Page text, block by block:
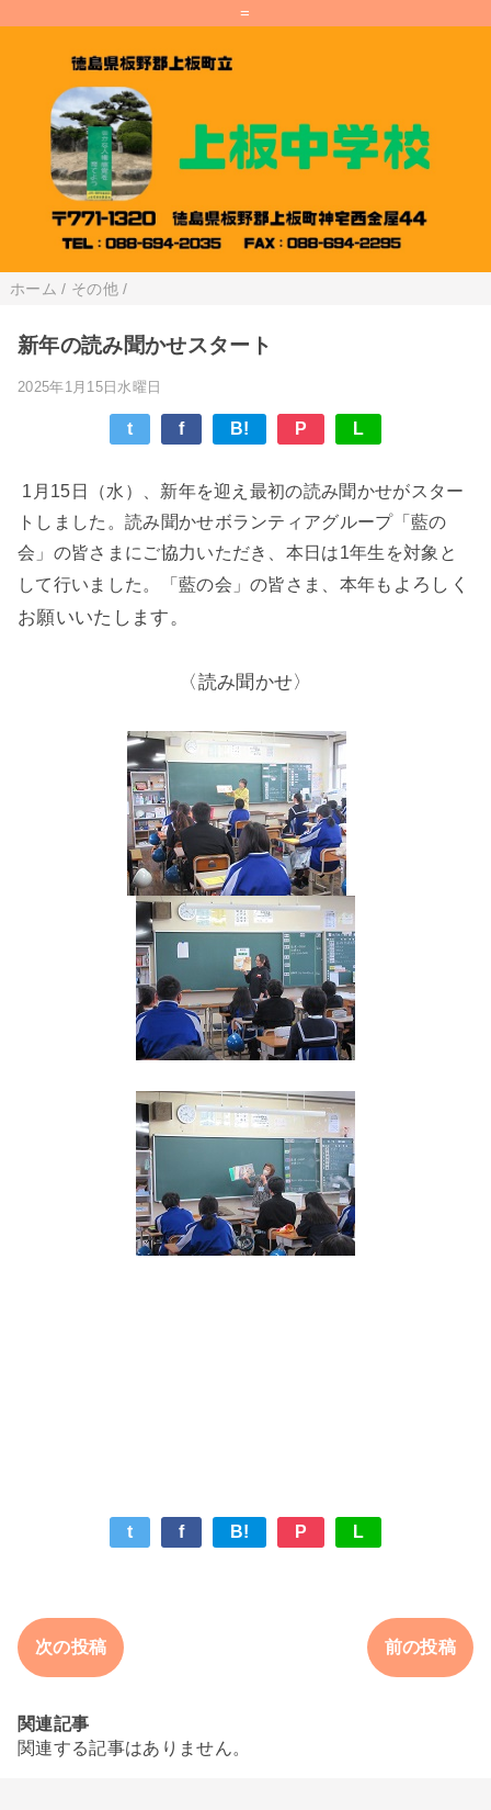
=
ホーム / その他/
新年の読み聞かせスタート
2025年1月15日水曜日
t f B! P L
1月15日（水）、新年を迎え最初の読み聞かせがスター
トしました。読み聞かせボランティアグループ「藍の
会」の皆さまにご協力いただき、本日は1年生を対象と
して行いました。「藍の会」の皆さま、本年も よろしく
お願いいたします。
〈読み聞かせ〉
t f B! P L
次の投稿 前の投稿
関連記事
関連する記事はありません。